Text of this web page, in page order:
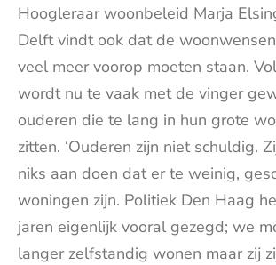
Hoogleraar woonbeleid Marja
Delft vindt ook dat de
veel meer voorop moeten staan.
wordt nu te vaak met de vinger
ouderen die te lang in hun grote
zitten. ‘Ouderen zijn niet schuldig.
niks aan doen dat er te weinig,
woningen zijn. Politiek Den Haag
jaren eigenlijk vooral gezegd; we
langer zelfstandig wonen maar zij